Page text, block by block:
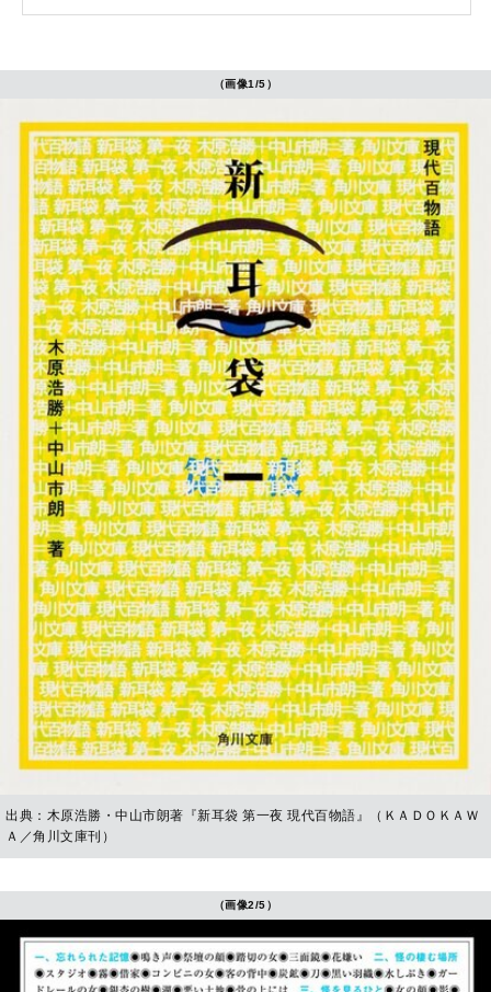
（画像1/5）
出典：木原浩勝・中山市朗著『新耳袋 第一夜 現代百物語』（ＫＡＤＯＫＡＷ
Ａ／角川文庫刊）
（画像2/5）